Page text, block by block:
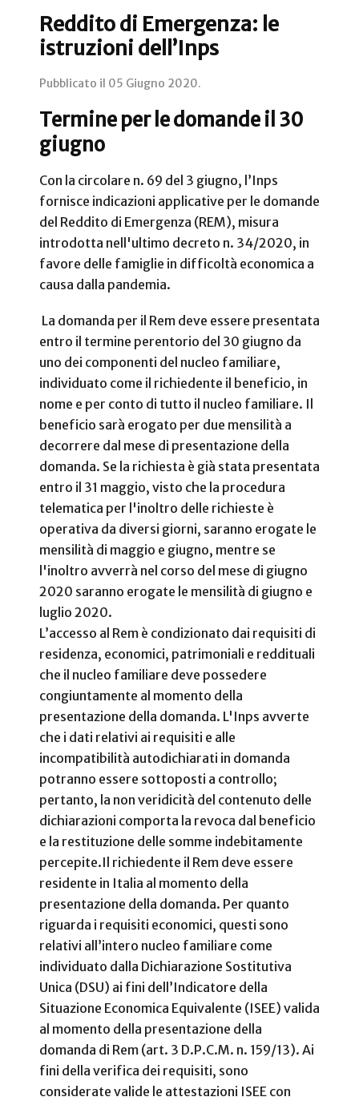
Reddito di Emergenza: le
istruzioni dell’Inps
Pubblicato il 05 Giugno 2020.
Termine per le domande il 30
giugno
Con la circolare n. 69 del 3 giugno, l’Inps
fornisce indicazioni applicative per le domande
del Reddito di Emergenza (REM), misura
introdotta nell'ultimo decreto n. 34/2020, in
favore delle famiglie in difficoltà economica a
causa dalla pandemia.
La domanda per il Rem deve essere presentata
entro il termine perentorio del 30 giugno da
uno dei componenti del nucleo familiare,
individuato come il richiedente il beneficio, in
nome e per conto di tutto il nucleo familiare. Il
beneficio sarà erogato per due mensilità a
decorrere dal mese di presentazione della
domanda. Se la richiesta è già stata presentata
entro il 31 maggio, visto che la procedura
telematica per l'inoltro delle richieste è
operativa da diversi giorni, saranno erogate le
mensilità di maggio e giugno, mentre se
l'inoltro avverrà nel corso del mese di giugno
2020 saranno erogate le mensilità di giugno e
luglio 2020.
L’accesso al Rem è condizionato dai requisiti di
residenza, economici, patrimoniali e reddituali
che il nucleo familiare deve possedere
congiuntamente al momento della
presentazione della domanda. L'Inps avverte
che i dati relativi ai requisiti e alle
incompatibilità autodichiarati in domanda
potranno essere sottoposti a controllo;
pertanto, la non veridicità del contenuto delle
dichiarazioni comporta la revoca dal beneficio
e la restituzione delle somme indebitamente
percepite.Il richiedente il Rem deve essere
residente in Italia al momento della
presentazione della domanda. Per quanto
riguarda i requisiti economici, questi sono
relativi all’intero nucleo familiare come
individuato dalla Dichiarazione Sostitutiva
Unica (DSU) ai fini dell’Indicatore della
Situazione Economica Equivalente (ISEE) valida
al momento della presentazione della
domanda di Rem (art. 3 D.P.C.M. n. 159/13). Ai
fini della verifica dei requisiti, sono
considerate valide le attestazioni ISEE con